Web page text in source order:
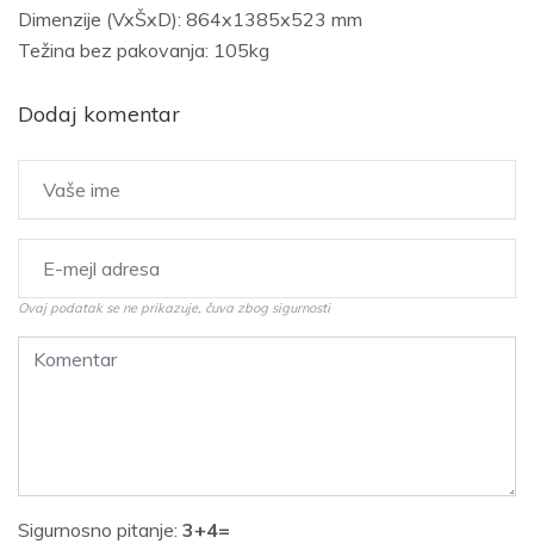
Dimenzije (VxŠxD): 864x1385x523 mm
Težina bez pakovanja: 105kg
Dodaj komentar
Ovaj podatak se ne prikazuje, čuva zbog sigurnosti
Sigurnosno pitanje: 3+4=